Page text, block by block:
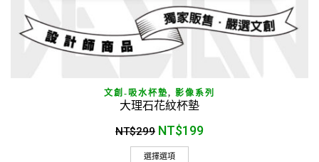
文創-吸水杯墊, 影像系列
大理石花紋杯墊
NT$299 NT$199
選擇選項